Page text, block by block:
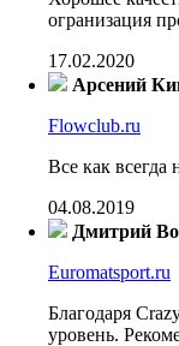
огранизация
17.02.2020
Арсений
Flowclub.ru
Все как всегда
04.08.2019
Дмитрий
Euromatsport.ru
Благодаря
уровень.